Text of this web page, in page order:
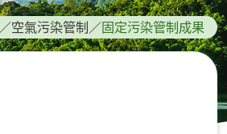
／空氣污染管制 ／固定污染管制成果